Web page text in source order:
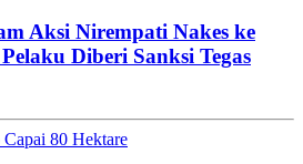
Aksi Nirempati Nakes ke
Diberi Sanksi Tegas
80 Hektare